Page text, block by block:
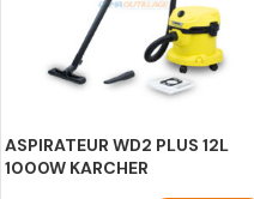
ASPIRATEUR WD2 PLUS 12L
1000W KARCHER